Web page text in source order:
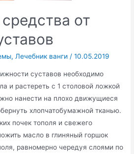
от
, Лечебник ванги /10.05.2019
суставов необходимо
и растереть с 1 столовой ложкой
нанести на плохо движущиеся
хлопчатобумажной тканью.
почек тополя и свежего
масло в глиняный горшок
равномерно чередуя слоями по